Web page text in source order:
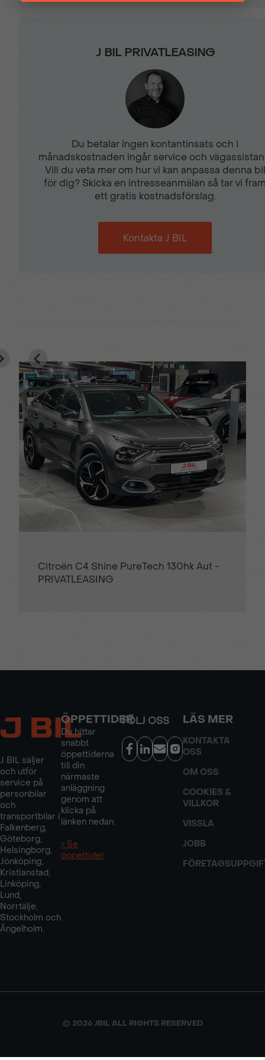
Huvudkrockkuddar
Individuella läslampor
Låsningsfritt
bromssystem
Mirror screen
Trafikskyltsavläsning Trepunktsbälten
Trötthetsvarningssystem Uppvärmda sidospeglar
Varning för kollision
framåt
Vision-paket
regnsensor och
ljussensor
J BIL PRIVATLEASING
Du betalar ingen kontantinsats och i
månadskostnaden ingår service och
Vill du veta mer om hur vi kan anpassa denna bil
för dig? Skicka en intresseanmälan så tar vi
ett gratis kostnadsförslag.
Kontakta J BIL
Citroën C4 Shine PureTech 130hk Aut -
PRIVATLEASING
J BIL säljer
och utför
service på
personbilar
och
transportbilar i
Falkenberg,
Göteborg,
Helsingborg,
Jönköping,
Kristianstad,
Linköping,
Lund,
Norrtälje,
Stockholm och
Ängelholm.
ÖPPETTIDER
Du hittar
snabbt
öppettiderna
till din
närmaste
anläggning
genom att
klicka på
länken nedan.
> Se
öppettider
FÖLJ OSS LÄS MER
KONTAKTA
OSS
OM OSS
COOKIES &
VILLKOR
VISSLA
JOBB
© 2026 JBIL ALL RIGHTS RESERVED